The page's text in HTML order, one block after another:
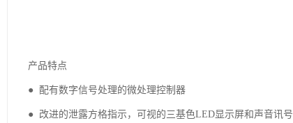
产品特点
● 配有数字信号处理的微处理控制器
● 改进的泄露方格指示，可视的三基色LED显示屏和声音讯号